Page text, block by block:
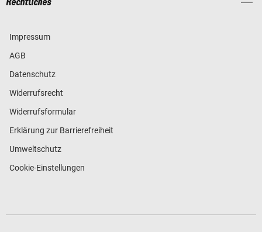
Rechtliches
Impressum
AGB
Datenschutz
Widerrufsrecht
Widerrufsformular
Erklärung zur Barrierefreiheit
Umweltschutz
Cookie-Einstellungen